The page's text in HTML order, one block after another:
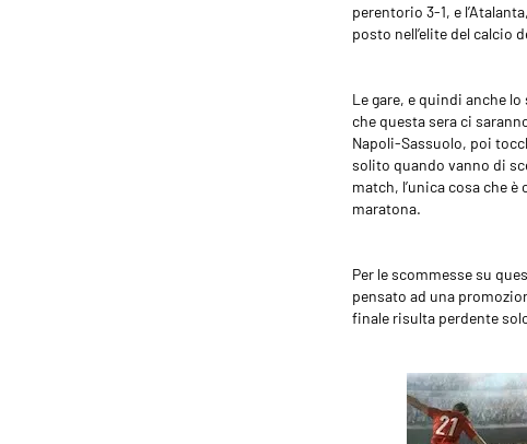
perentorio 3-1, e
posto nell’elite del calcio
Le gare, e quindi anche
che questa sera ci
Napoli-Sassuolo, poi
solito quando vanno di
match, l’unica cosa che
maratona.
Per le scommesse su
pensato ad una
finale risulta perdente